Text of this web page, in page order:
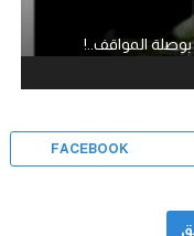
بوصلة المواقف..!
FACEBOOK